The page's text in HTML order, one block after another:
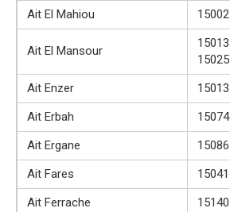
Ait El Mahiou
15002
Ait El Mansour
15013
15025
Ait Enzer
15013
Ait Erbah
15074
Ait Ergane
15086
Ait Fares
15041
Ait Ferrache
15140